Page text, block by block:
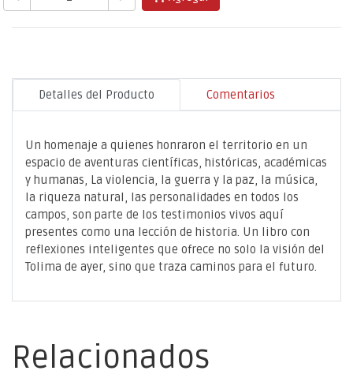
Detalles del Producto Comentarios
Un homenaje a quienes honraron el territorio en un
espacio de aventuras científicas, históricas, académicas
y humanas, La violencia, la guerra y la paz, la música,
la riqueza natural, las personalidades en todos los
campos, son parte de los testimonios vivos aquí
presentes como una lección de historia. Un libro con
reflexiones inteligentes que ofrece no solo la visión del
Tolima de ayer, sino que traza caminos para el futuro.
Relacionados